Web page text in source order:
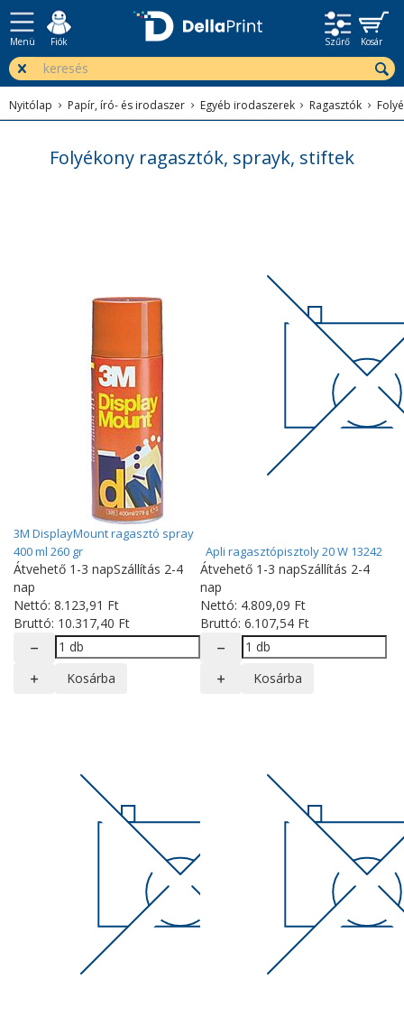
Menü Fiók Szűrő Kosár
Nyitólap Papír, író- és irodaszer Egyéb irodaszerek Ragasztók
Folyékony ragasztók, sprayk, stiftek
3M DisplayMount ragasztó spray
400 ml 260 gr
Átvehető 1-3 napSzállítás 2-4
nap
Nettó: 8.123,91 Ft
Bruttó: 10.317,40 Ft
Kosárba
Apli ragasztópisztoly 20 W 13242
Átvehető 1-3 napSzállítás 2-4
nap
Nettó: 4.809,09 Ft
Bruttó: 6.107,54 Ft
Kosárba